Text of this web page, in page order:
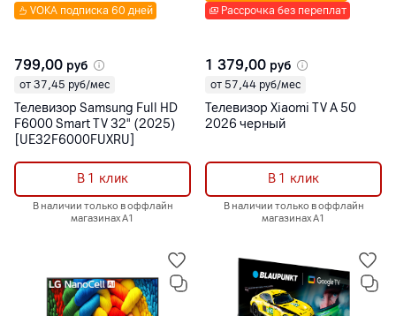
VOKA подписка 60 дней
799,00 руб
от 37,45 руб/мес
Телевизор Samsung Full HD
F6000 Smart TV 32" (2025)
[UE32F6000FUXRU]
В 1 клик
В наличии только в оффлайн
магазинах А1
Рассрочка без переплат
1 379,00 руб
от 57,44 руб/мес
Телевизор Xiaomi TV A 50
2026 черный
В 1 клик
В наличии только в оффлайн
магазинах А1